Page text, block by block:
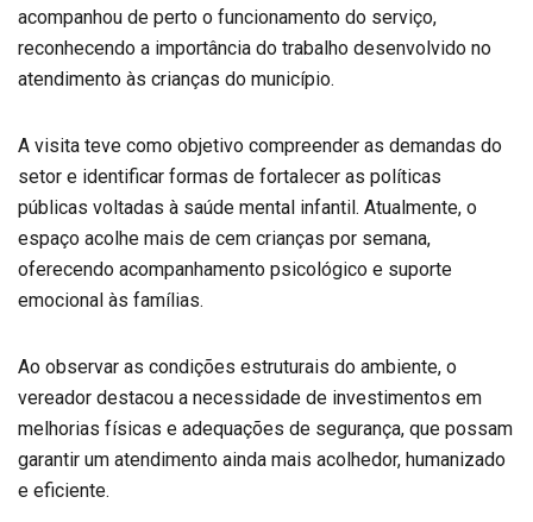
acompanhou de perto o funcionamento do serviço,
reconhecendo a importância do trabalho desenvolvido no
atendimento às crianças do município.
A visita teve como objetivo compreender as demandas do
setor e identificar formas de fortalecer as políticas
públicas voltadas à saúde mental infantil. Atualmente, o
espaço acolhe mais de cem crianças por semana,
oferecendo acompanhamento psicológico e suporte
emocional às famílias.
Ao observar as condições estruturais do ambiente, o
vereador destacou a necessidade de investimentos em
melhorias físicas e adequações de segurança, que possam
garantir um atendimento ainda mais acolhedor, humanizado
e eficiente.